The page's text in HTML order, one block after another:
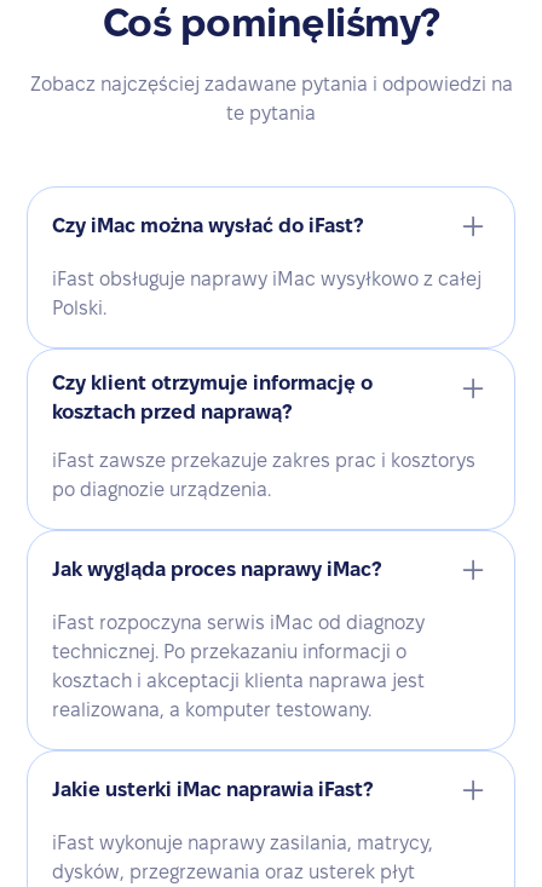
Coś pominęliśmy?
Zobacz najczęściej zadawane pytania i odpowiedzi na
te pytania
Czy iMac można wysłać do iFast?
iFast obsługuje naprawy iMac wysyłkowo z całej
Polski.
Czy klient otrzymuje informację o
kosztach przed naprawą?
iFast zawsze przekazuje zakres prac i kosztorys
po diagnozie urządzenia.
Jak wygląda proces naprawy iMac?
iFast rozpoczyna serwis iMac od diagnozy
technicznej. Po przekazaniu informacji o
kosztach i akceptacji klienta naprawa jest
realizowana, a komputer testowany.
Jakie usterki iMac naprawia iFast?
iFast wykonuje naprawy zasilania, matrycy,
dysków, przegrzewania oraz usterek płyt